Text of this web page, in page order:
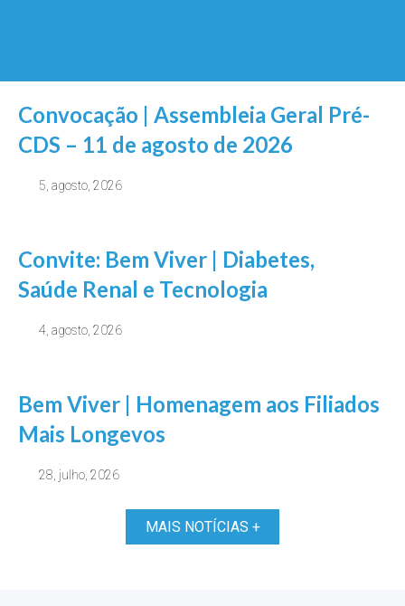
Convocação | Assembleia Geral Pré-
CDS – 11 de agosto de 2026
5, agosto, 2026
Convite: Bem Viver | Diabetes,
Saúde Renal e Tecnologia
4, agosto, 2026
Bem Viver | Homenagem aos Filiados
Mais Longevos
28, julho, 2026
MAIS NOTÍCIAS +